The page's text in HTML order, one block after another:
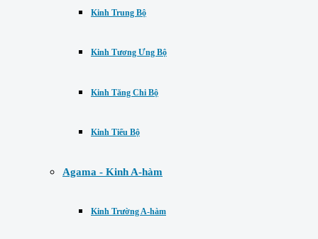
Kinh Trung Bộ
Kinh Tương Ưng Bộ
Kinh Tăng Chi Bộ
Kinh Tiểu Bộ
Agama - Kinh A-hàm
Kinh Trường A-hàm